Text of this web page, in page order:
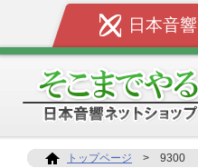
日本音響
トップページ > 9300